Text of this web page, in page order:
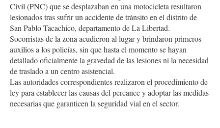
Civil (PNC) que se desplazaban en una motocicleta resultaron
lesionados tras sufrir un accidente de tránsito en el distrito de
San Pablo Tacachico, departamento de La Libertad.
Socorristas de la zona acudieron al lugar y brindaron primeros
auxilios a los policías, sin que hasta el momento se hayan
detallado oficialmente la gravedad de las lesiones ni la necesidad
de traslado a un centro asistencial.
Las autoridades correspondientes realizaron el procedimiento de
ley para establecer las causas del percance y adoptar las medidas
necesarias que garanticen la seguridad vial en el sector.